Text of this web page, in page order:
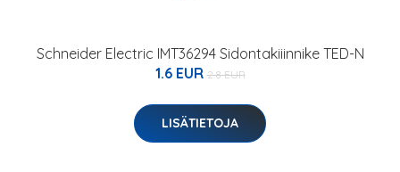
Schneider Electric IMT36294 Sidontakiiinnike TED-N
1.6 EUR 2.8 EUR
LISÄTIETOJA